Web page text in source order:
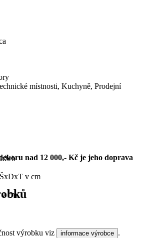
místnosti, Kuchyně, Prodejní
v cm
v cm
nad 12 000,- Kč je jeho doprava
výrobku viz informace výrobce .